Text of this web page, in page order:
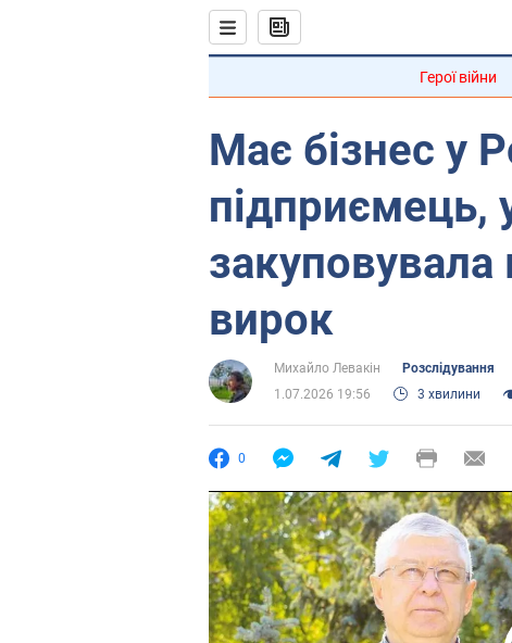
Герої війни
Має бізнес у
підприємець,
вирок
Михайло Левакін
Розслідування
1.07.2026 19:56
3 хвилини
0